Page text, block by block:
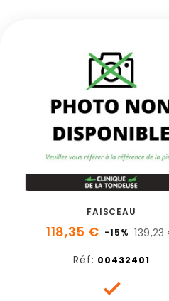
FAISCEAU
118,35 € -15%
Réf: 00432401
